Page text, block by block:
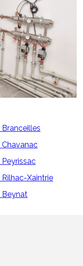
Chavanac
Xaintrie
Beynat